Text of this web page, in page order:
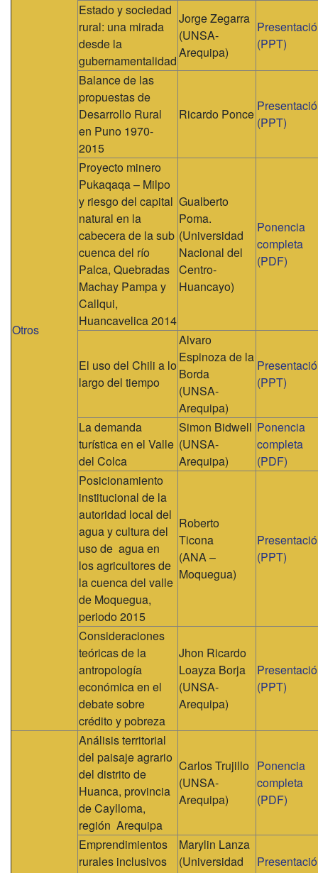
Otros
Estado y sociedad
rural: una mirada
desde la
gubernamentalidad
Jorge Zegarra
(UNSA-
Arequipa)
(PPT)
Balance de las
propuestas de
Desarrollo Rural
en Puno 1970-
2015
Ricardo Ponce
(PPT)
Proyecto minero
Pukaqaqa – Milpo
y riesgo del capital
natural en la
cabecera de la sub
cuenca del río
Palca, Quebradas
Machay Pampa y
Callqui,
Huancavelica 2014
Gualberto
Poma.
(Universidad
Nacional del
Centro-
Huancayo)
Ponencia
completa
(PDF)
El uso del Chili a lo
largo del tiempo
Alvaro
Espinoza de la
Borda
(UNSA-
Arequipa)
(PPT)
La demanda
turística en el Valle
del Colca
Simon Bidwell
(UNSA-
Arequipa)
Ponencia
completa
(PDF)
Posicionamiento
institucional de la
autoridad local del
agua y cultura del
uso de agua en
los agricultores de
la cuenca del valle
de Moquegua,
periodo 2015
Roberto
Ticona
(ANA –
Moquegua)
(PPT)
Consideraciones
teóricas de la
antropología
económica en el
debate sobre
crédito y pobreza
Jhon Ricardo
Loayza Borja
(UNSA-
Arequipa)
(PPT)
Análisis territorial
del paisaje agrario
del distrito de
Huanca, provincia
de Caylloma,
región Arequipa
Carlos Trujillo
(UNSA-
Arequipa)
Ponencia
completa
(PDF)
Emprendimientos
rurales inclusivos
Marylin Lanza
(Universidad